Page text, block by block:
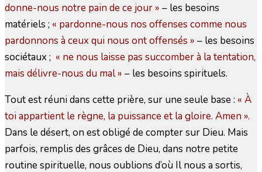
donne-nous notre pain de ce jour » – les besoins
matériels ; « pardonne-nous nos offenses comme nous
pardonnons à ceux qui nous ont offensés » – les besoins
sociétaux ; « ne nous laisse pas succomber à la tentation,
mais délivre-nous du mal » – les besoins spirituels.
Tout est réuni dans cette prière, sur une seule base : « À
toi appartient le règne, la puissance et la gloire. Amen ».
Dans le désert, on est obligé de compter sur Dieu. Mais
parfois, remplis des grâces de Dieu, dans notre petite
routine spirituelle, nous oublions d’où Il nous a sortis,